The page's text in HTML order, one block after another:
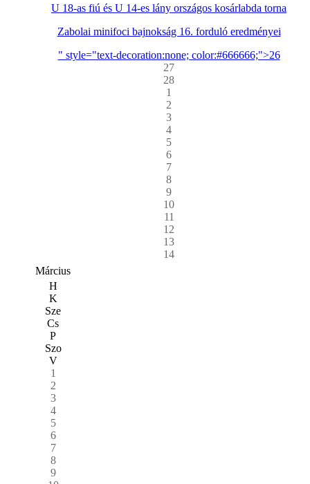
U 18-as fiú és U 14-es lány országos kosárlabda torna
Zabolai minifoci bajnokság 16. forduló eredményei
" style="text-decoration:none; color:#666666;">26
27
28
1
2
3
4
5
6
7
8
9
10
11
12
13
14
Március
H
K
Sze
Cs
P
Szo
V
1
2
3
4
5
6
7
8
9